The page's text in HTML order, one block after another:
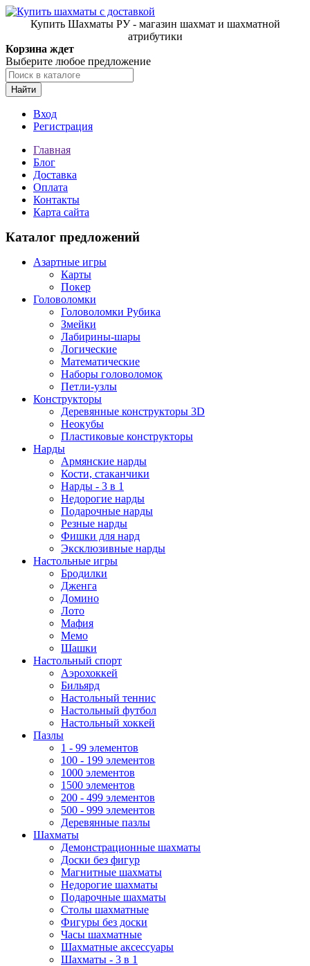
Купить Шахматы РУ - магазин шахмат и шахматной
атрибутики
Корзина ждет
Выберите любое предложение
Найти
Вход
Регистрация
Главная
Блог
Доставка
Оплата
Контакты
Карта сайта
Каталог предложений
Азартные игры
Карты
Покер
Головоломки
Головоломки Рубика
Змейки
Лабирины-шары
Логические
Математические
Наборы головоломок
Петли-узлы
Конструкторы
Деревянные конструкторы 3D
Неокубы
Пластиковые конструкторы
Нарды
Армянские нарды
Кости, стаканчики
Нарды - 3 в 1
Недорогие нарды
Подарочные нарды
Резные нарды
Фишки для нард
Эксклюзивные нарды
Настольные игры
Бродилки
Дженга
Домино
Лото
Мафия
Мемо
Шашки
Настольный спорт
Аэрохоккей
Бильярд
Настольный теннис
Настольный футбол
Настольный хоккей
Пазлы
1 - 99 элементов
100 - 199 элементов
1000 элементов
1500 элементов
200 - 499 элементов
500 - 999 элементов
Деревянные пазлы
Шахматы
Демонстрационные шахматы
Доски без фигур
Магнитные шахматы
Недорогие шахматы
Подарочные шахматы
Столы шахматные
Фигуры без доски
Часы шахматные
Шахматные аксессуары
Шахматы - 3 в 1